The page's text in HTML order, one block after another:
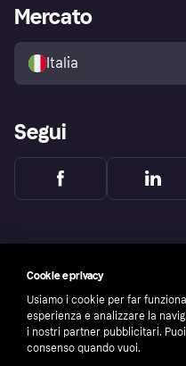
Esplora i negozi
Politica di protezione
dell'acquirente Klarna
Accesso aziende
Mercato
Italia
Segui
Cookie e privacy
Usiamo i cookie per far
esperienza e analizzare la
i nostri partner pubblicitari.
consenso quando vuoi.